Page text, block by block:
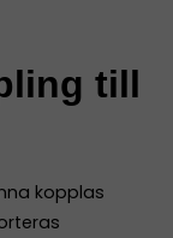
till
kopplas